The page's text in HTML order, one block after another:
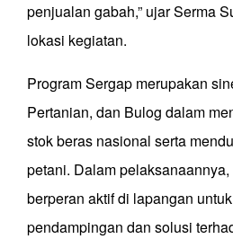
penjualan gabah,” ujar Serma
lokasi kegiatan.
Program Sergap merupakan
Pertanian, dan Bulog dalam
stok beras nasional serta
petani. Dalam
berperan aktif di lapangan
pendampingan dan solusi